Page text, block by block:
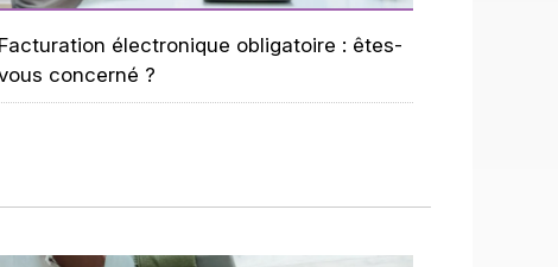
Facturation électronique obligatoire : êtes-
concerné ?